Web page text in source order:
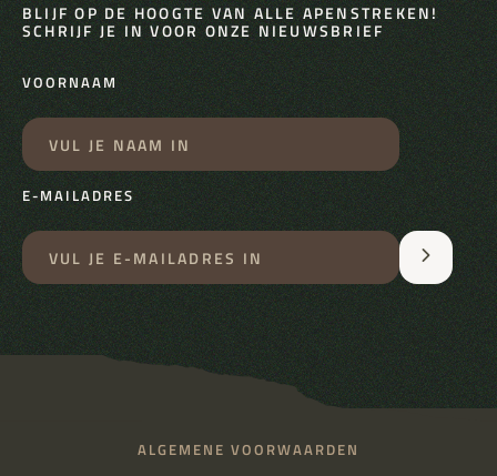
BLIJF OP DE HOOGTE VAN ALLE APENSTREKEN!
SCHRIJF JE IN VOOR ONZE NIEUWSBRIEF
VOORNAAM
E-MAILADRES
ALGEMENE VOORWAARDEN